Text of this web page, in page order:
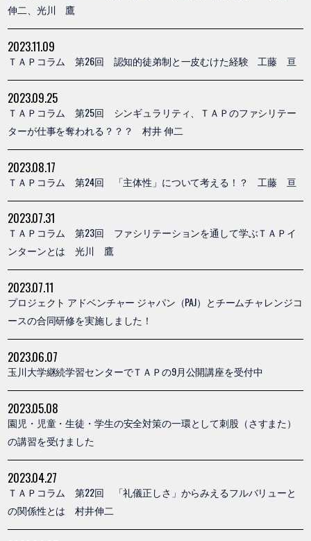
伸二、光川 鷹
2023.11.09
ＴＡＰコラム 第26回 認知的徒弟制と一皮むけた経験 工藤 亘
2023.09.25
ＴＡＰコラム 第25回 シンギュラリティ、ＴＡＰのファシリテー
ターが仕事を奪われる？？？ 村井 伸二
2023.08.17
ＴＡＰコラム 第24回 「主体性」について考える！？ 工藤 亘
2023.07.31
ＴＡＰコラム 第23回 ファシリテーションを通して学ぶＴＡＰイ
ンターンとは 光川 鷹
2023.07.11
プロジェクト アドベンチャー ジャパン（PAJ）とチームチャレンジコ
ースの合同研修を実施しました！
2023.06.07
玉川大学継続学習センターでＴＡＰの9月公開講座を受付中
2023.05.08
園児・児童・生徒・学生の安全対策の一環として刺股（さすまた）
の講習を受けました
2023.04.27
ＴＡＰコラム 第22回 「礼儀正しさ」からみえるフルバリューと
の関係性とは 村井伸二